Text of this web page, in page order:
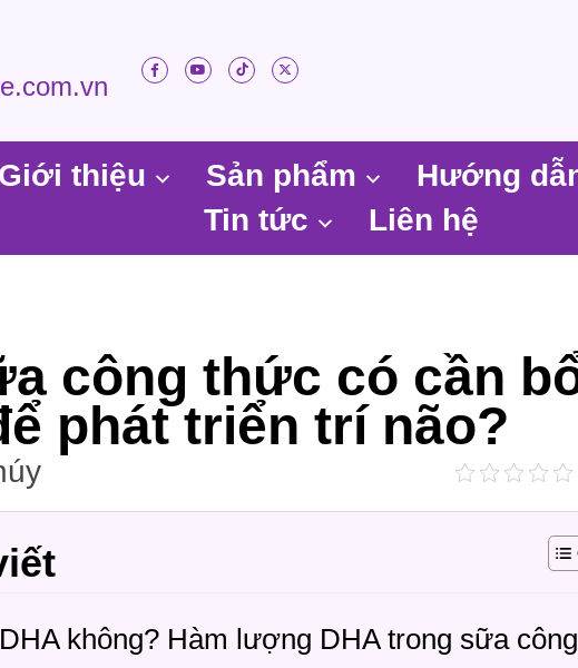
Giới thiệu Sản phẩm Hướng
Tin tức
Liên hệ
công thức có cần
phát triển trí não?
không? Hàm lượng DHA trong sữa công